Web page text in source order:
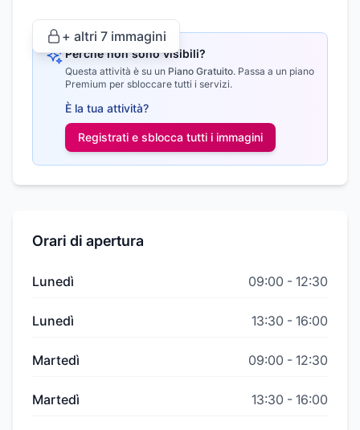
+ altri 7 immagini
Perché non sono visibili?
Questa attività è su un Piano Gratuito. Passa a un piano
Premium per sbloccare tutti i servizi.
È la tua attività?
Registrati e sblocca tutti i immagini
Orari di apertura
Lunedì 09:00 - 12:30
Lunedì 13:30 - 16:00
Martedì 09:00 - 12:30
Martedì 13:30 - 16:00